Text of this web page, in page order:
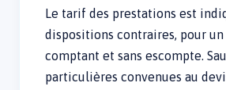
Le tarif des prestations est
dispositions contraires, pour
comptant et sans escompte.
particulières convenues au